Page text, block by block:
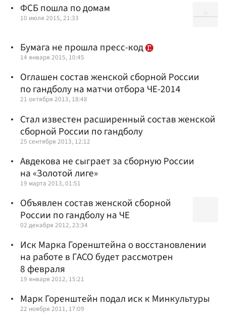
ФСБ пошла по домам
10 июля 2015, 21:33
Бумага не прошла пресс-код
14 января 2015, 10:45
Оглашен состав женской сборной России
по гандболу на матчи отбора ЧЕ-2014
21 октября 2013, 18:48
Стал известен расширенный состав женской
сборной России по гандболу
25 сентября 2013, 12:12
Авдекова не сыграет за сборную России
на «Золотой лиге»
19 марта 2013, 01:51
Объявлен состав женской сборной
России по гандболу на ЧЕ
02 декабря 2012, 23:34
Иск Марка Горенштейна о восстановлении
на работе в ГАСО будет рассмотрен
8 февраля
19 января 2012, 15:21
Марк Горенштейн подал иск к Минкультуры
22 ноября 2011, 17:09